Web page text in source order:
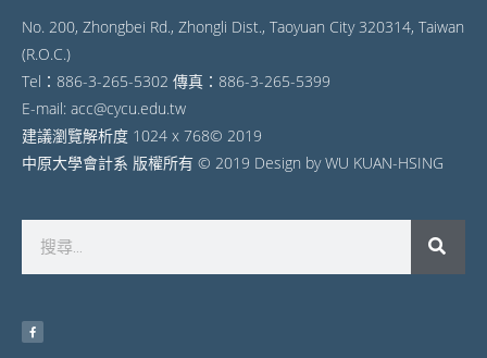
No. 200, Zhongbei Rd., Zhongli Dist., Taoyuan City 320314, Taiwan
(R.O.C.)
Tel：886-3-265-5302 傳真：886-3-265-5399
E-mail: acc@cycu.edu.tw
建議瀏覽解析度 1024 x 768© 2019
中原大學會計系 版權所有 © 2019 Design by WU KUAN-HSING